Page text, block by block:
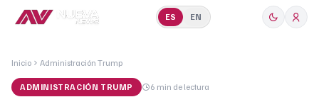
ES EN
Inicio Administración Trump
ADMINISTRACIÓN TRUMP 6 min de lectura